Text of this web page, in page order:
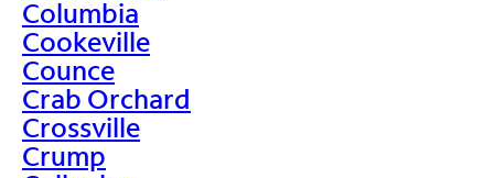
Columbia
Cookeville
Counce
Crab Orchard
Crossville
Crump